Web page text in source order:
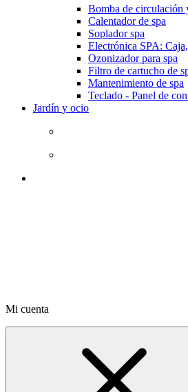
Bomba de circulación
Calentador de spa
Soplador spa
Electrónica SPA:
Ozonizador para spa
Filtro de cartucho de
Mantenimiento de spa
Teclado - Panel de
Jardín y ocio
Mi cuenta